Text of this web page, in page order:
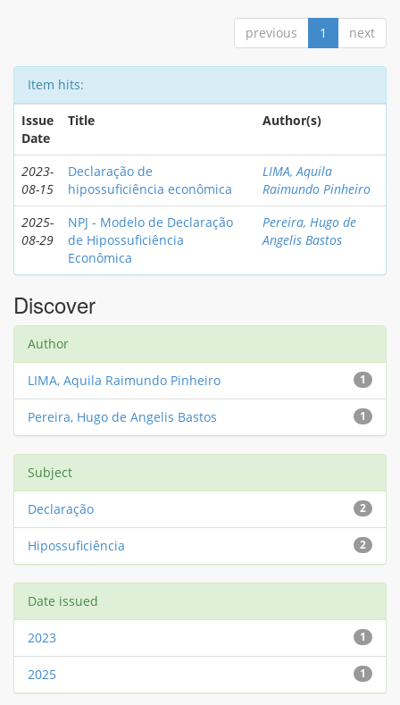
previous 1 next
Item hits:
Issue
Date
Title Author(s)
2023-
08-15
Declaração de
hipossuficiência econômica
LIMA, Aquila
Raimundo Pinheiro
2025-
08-29
NPJ - Modelo de Declaração
de Hipossuficiência
Econômica
Pereira, Hugo de
Angelis Bastos
Discover
Author
1
LIMA, Aquila Raimundo Pinheiro
1
Pereira, Hugo de Angelis Bastos
Subject
2
Declaração
2
Hipossuficiência
Date issued
1
2023
1
2025